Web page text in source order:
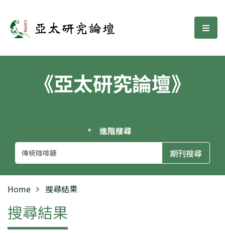
亞太研究論壇 選
《亞太研究論壇》
進階搜尋
Home 搜尋結果
搜尋結果